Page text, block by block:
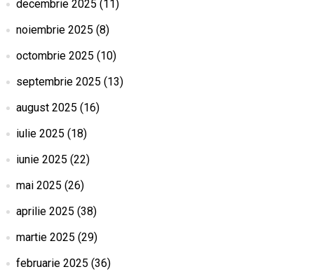
decembrie 2025 (11)
noiembrie 2025 (8)
octombrie 2025 (10)
septembrie 2025 (13)
august 2025 (16)
iulie 2025 (18)
iunie 2025 (22)
mai 2025 (26)
aprilie 2025 (38)
martie 2025 (29)
februarie 2025 (36)